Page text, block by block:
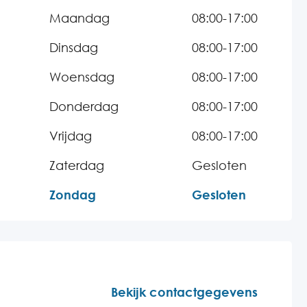
Maandag
08:00-17:00
Dinsdag
08:00-17:00
Woensdag
08:00-17:00
Donderdag
08:00-17:00
Vrijdag
08:00-17:00
Zaterdag
Gesloten
Zondag
Gesloten
Bekijk contactgegevens